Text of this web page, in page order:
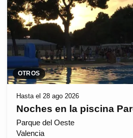
OTROS
Hasta el 28 ago 2026
Noches en la piscina
Parque del Oeste
Valencia